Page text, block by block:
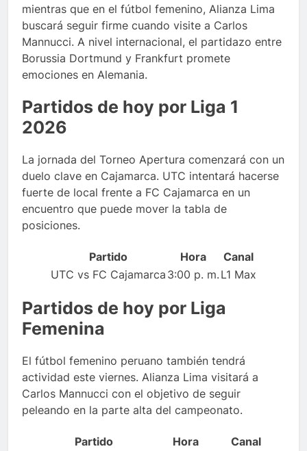
mientras que en el fútbol femenino, Alianza Lima
buscará seguir firme cuando visite a Carlos
Mannucci. A nivel internacional, el partidazo entre
Borussia Dortmund y Frankfurt promete
emociones en Alemania.
Partidos de hoy por Liga 1
2026
La jornada del Torneo Apertura comenzará con un
duelo clave en Cajamarca. UTC intentará hacerse
fuerte de local frente a FC Cajamarca en un
encuentro que puede mover la tabla de
posiciones.
Partido Hora
Canal
UTC vs FC Cajamarca 3:00 p. m. L1 Max
Partidos de hoy por Liga
Femenina
El fútbol femenino peruano también tendrá
actividad este viernes. Alianza Lima visitará a
Carlos Mannucci con el objetivo de seguir
peleando en la parte alta del campeonato.
Partido Hora
Canal